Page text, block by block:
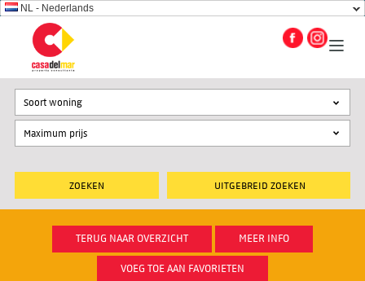
NL - Nederlands
UITGEBREID ZOEKEN
Soort woning
TERUG NAAR OVERZICHT MEER INFO
VOEG TOE AAN FAVORIETEN